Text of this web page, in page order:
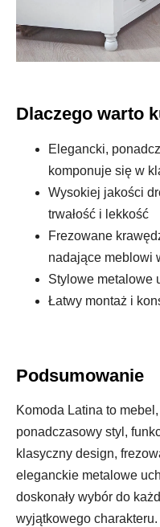
Dlaczego warto
Elegancki,
komponuje się w
Wysokiej jakości
trwałość i lekkość
Frezowane
nadające meblowi
Stylowe metalowe
Łatwy montaż i
Podsumowanie
Komoda Latina to
ponadczasowy styl,
klasyczny design,
eleganckie metalowe
doskonały wybór do
wyjątkowego charakteru.